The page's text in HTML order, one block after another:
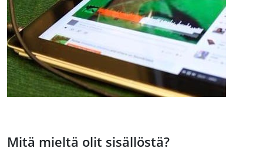
Mitä mieltä olit sisällöstä?